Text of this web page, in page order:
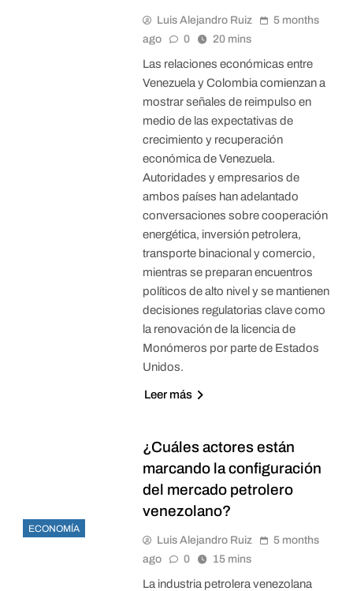
Luis Alejandro Ruiz
5 months
ago
0 20 mins
Las relaciones económicas entre
Venezuela y Colombia comienzan a
mostrar señales de reimpulso en
medio de las expectativas de
crecimiento y recuperación
económica de Venezuela.
Autoridades y empresarios de
ambos países han adelantado
conversaciones sobre cooperación
energética, inversión petrolera,
transporte binacional y comercio,
mientras se preparan encuentros
políticos de alto nivel y se mantienen
decisiones regulatorias clave como
la renovación de la licencia de
Monómeros por parte de Estados
Unidos.
Leer más
ECONOMÍA
¿Cuáles actores están
marcando la configuración
del mercado petrolero
venezolano?
Luis Alejandro Ruiz
5 months
ago
0 15 mins
La industria petrolera venezolana